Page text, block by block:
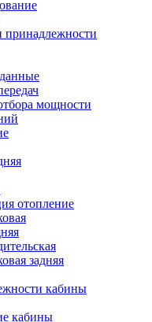
мощности
отопление
задняя
кабины
кабины